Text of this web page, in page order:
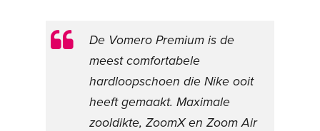
De Vomero Premium is de
meest comfortabele
hardloopschoen die Nike ooit
heeft gemaakt. Maximale
zooldikte, ZoomX en Zoom Air